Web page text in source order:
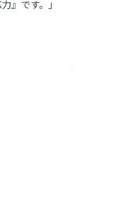
』です。」